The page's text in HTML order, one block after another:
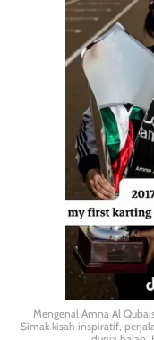
Mengenal Amna Al
Simak kisah inspiratif,